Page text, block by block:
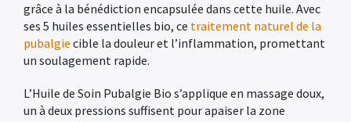
grâce à la bénédiction encapsulée dans cette huile. Avec
ses 5 huiles essentielles bio, ce traitement naturel de la
pubalgie cible la douleur et l’inflammation, promettant
un soulagement rapide.
L’Huile de Soin Pubalgie Bio s’applique en massage doux,
un à deux pressions suffisent pour apaiser la zone